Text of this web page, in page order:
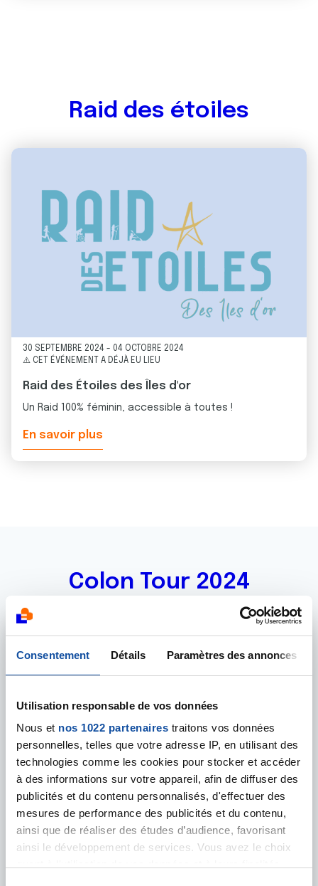
Consentement Détails Paramètres des annonces
Utilisation responsable de vos données
Nous et nos 1022 partenaires traitons vos données
personnelles, telles que votre adresse IP, en utilisant des
technologies comme les cookies pour stocker et accéder
à des informations sur votre appareil, afin de diffuser des
publicités et du contenu personnalisés, d'effectuer des
mesures de performance des publicités et du contenu,
ainsi que de réaliser des études d’audience, favorisant
ainsi le développement de services. Vous avez le choix
Raid des étoiles
30 SEPTEMBRE 2024 - 04 OCTOBRE 2024
⚠️ CET ÉVÉNEMENT A DÉJÀ EU LIEU
Raid des Étoiles des Îles d'or
Un Raid 100% féminin, accessible à toutes !
En savoir plus
Colon Tour 2024
07 MARS 2024
⚠️ CET ÉVÉNEMENT A DÉJÀ EU LIEU
Colon Tour 2024 - Fréjus